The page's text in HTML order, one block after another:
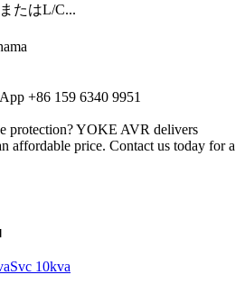
たはL/C...
+86 159 6340 9951
protection? YOKE AVR delivers
affordable price. Contact us today for a
Svc 10kva